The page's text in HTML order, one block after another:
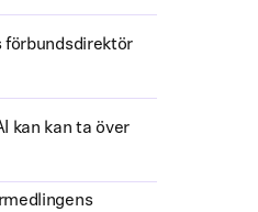
förbundsdirektör
kan kan ta över